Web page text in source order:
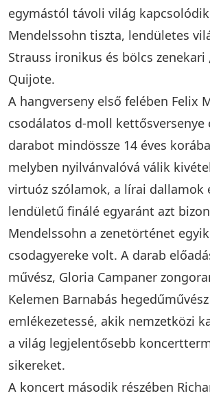
egymástól távoli világ
Mendelssohn tiszta, lendületes
Strauss ironikus és bölcs zenekari
Quijote.
A hangverseny első felében Felix
csodálatos d-moll kettősversenye
darabot mindössze 14 éves
melyben nyilvánvalóvá válik
virtuóz szólamok, a lírai dallamok
lendületű finálé egyaránt azt
Mendelssohn a zenetörténet
csodagyereke volt. A darab
művész, Gloria Campaner
Kelemen Barnabás
emlékezetessé, akik nemzetközi
a világ legjelentősebb
sikereket.
A koncert második részében